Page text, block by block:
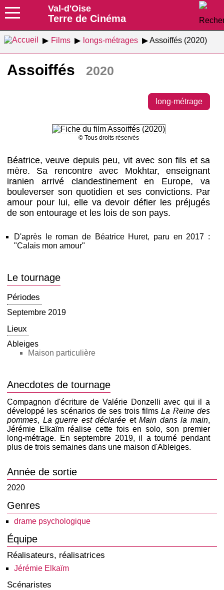
Val-d'Oise
Terre de Cinéma
Films longs-métrages Assoiffés (2020)
Assoiffés 2020
long-métrage
© Tous droits réservés
Béatrice, veuve depuis peu, vit avec son fils et sa
mère. Sa rencontre avec Mokhtar, enseignant
iranien arrivé clandestinement en Europe, va
bouleverser son quotidien et ses convictions. Par
amour pour lui, elle va devoir défier les préjugés
de son entourage et les lois de son pays.
D'après le roman de Béatrice Huret, paru en 2017 :
"Calais mon amour"
Le tournage
Périodes
Septembre 2019
Lieux
Ableiges
Maison particulière
Anecdotes de tournage
Compagnon d'écriture de Valérie Donzelli avec qui il a
développé les scénarios de ses trois filmsLa Reine des
pommes, La guerre est déclarée etMain dans la main,
Jérémie Elkaïm réalise cette fois en solo, son premier
long-métrage. En septembre 2019, il a tourné pendant
plus de trois semaines dans une maison d'Ableiges.
Année de sortie
2020
Genres
drame psychologique
Équipe
Réalisateurs, réalisatrices
Jérémie Elkaïm
Scénaristes